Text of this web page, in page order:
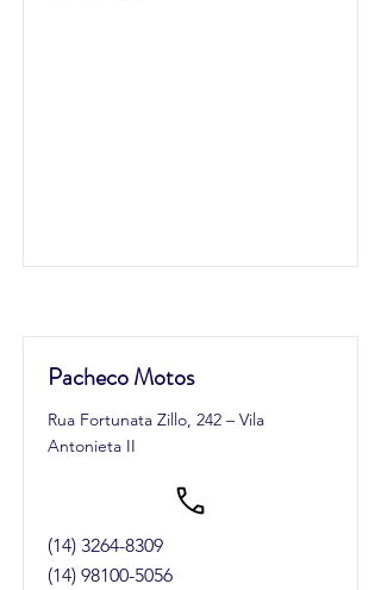
Pacheco Motos
Rua Fortunata Zillo, 242 – Vila
Antonieta II
(14) 3264-8309
(14) 98100-5056